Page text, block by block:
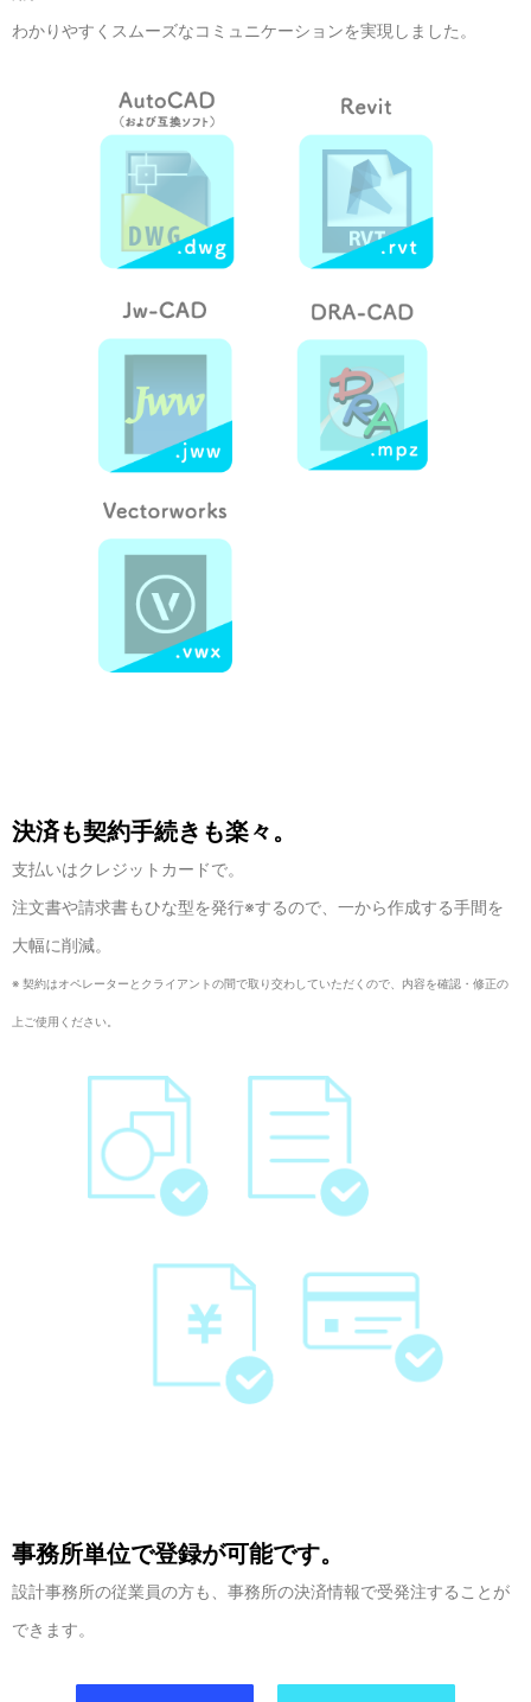
ログイン
わかりやすくスムーズなコミュニケーションを実現しました。
決済も契約手続きも楽々。
支払いはクレジットカードで。
注文書や請求書もひな型を発行※するので、一から作成する手間を
大幅に削減。
※ 契約はオペレーターとクライアントの間で取り交わしていただくので、内容を確認・修正の
上ご使用ください。
事務所単位で登録が可能です。
設計事務所の従業員の方も、事務所の決済情報で受発注することが
できます。